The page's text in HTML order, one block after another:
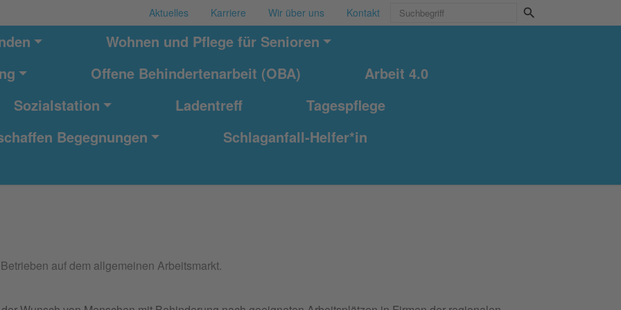
Aktuelles Karriere Wir über uns Kontakt
Wohnen und Pflege für Senioren
Offene Behindertenarbeit (OBA)
Arbeit 4.0
Sozialstation Ladentreff
Tagespflege
Begegnungen
Schlaganfall-Helfer*in
auf dem allgemeinen Arbeitsmarkt.